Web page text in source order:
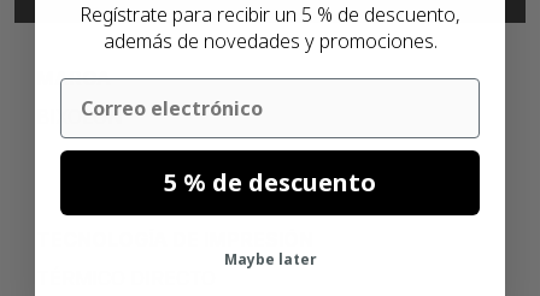
MARCA
BIXOLON
Regístrate para recibir un 5 % de descuento,
además de novedades y promociones.
Email
5 % de descuento
Maybe later